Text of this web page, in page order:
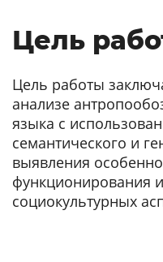
Цель
Цель работы
анализе
языка с
семантического и
выявления
функционирования
социокультурных